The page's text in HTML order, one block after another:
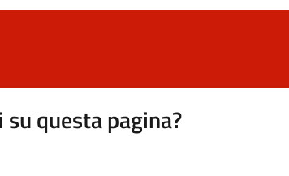
questa pagina?